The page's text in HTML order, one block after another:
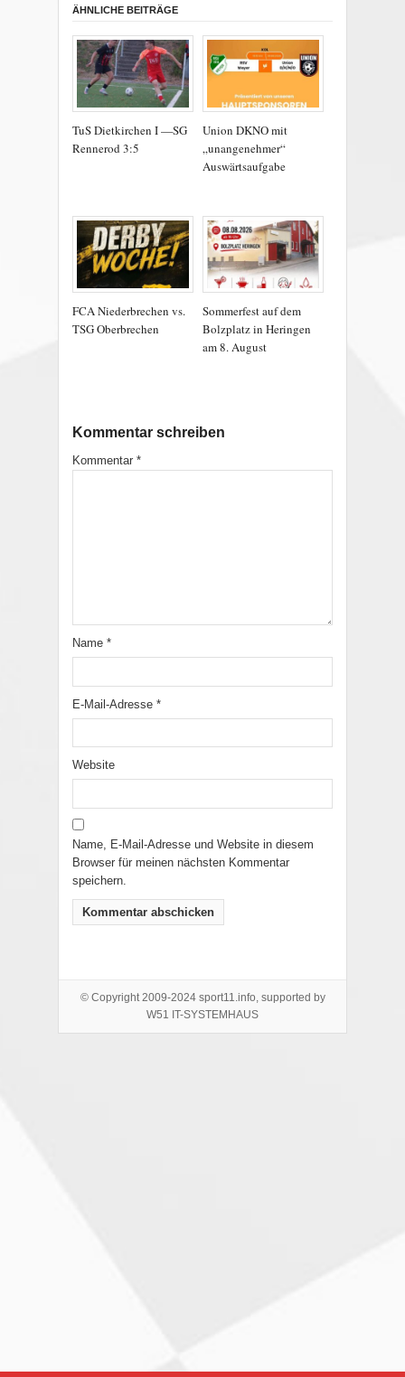
ÄHNLICHE BEITRÄGE
TuS Dietkirchen I —SG
Rennerod 3:5
Union DKNO mit
„unangenehmer“
Auswärtsaufgabe
FCA Niederbrechen vs.
TSG Oberbrechen
Sommerfest auf dem
Bolzplatz in Heringen
am 8. August
Kommentar schreiben
Kommentar *
Name *
E-Mail-Adresse *
Website
Name, E-Mail-Adresse und Website in diesem
Browser für meinen nächsten Kommentar
speichern.
© Copyright 2009-2024 sport11.info, supported by
W51 IT-SYSTEMHAUS